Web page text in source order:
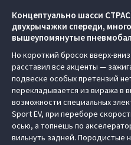
Концептуально шасси
двухрычажки спереди,
вышеупомянутые
Но короткий бросок вверх-
расставил все акценты —
подвеске особых претензий
перекладывается из виража в
возможности специальных
Sport EV, при переборе
осью, а топнешь по
вильнуть задней. Породистые